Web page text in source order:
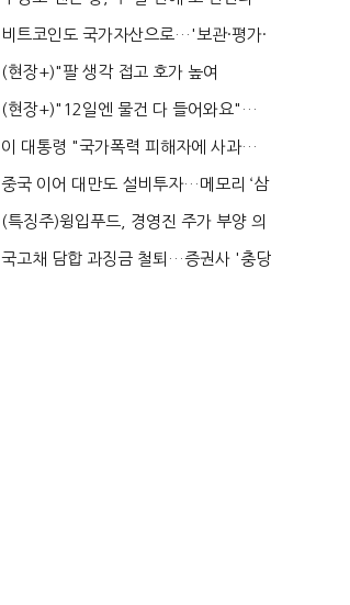
로봇·AI 등 논...
비트코인도 국가자산으로…'보관·평가·
처분' 기준은 ...
(현장+)"팔 생각 접고 호가 높여
요"…'덜 똘똘한 한 채' 20...
(현장+)"12일엔 물건 다 들어와요"…
빈 매대 채우며 문 연 ...
이 대통령 "국가폭력 피해자에 사과…
적극적 조사로 진...
중국 이어 대만도 설비투자…메모리 ‘삼
국전쟁’
(특징주)윙입푸드, 경영진 주가 부양 의
지에 상한가...
국고채 담합 과징금 철퇴…증권사 '충당